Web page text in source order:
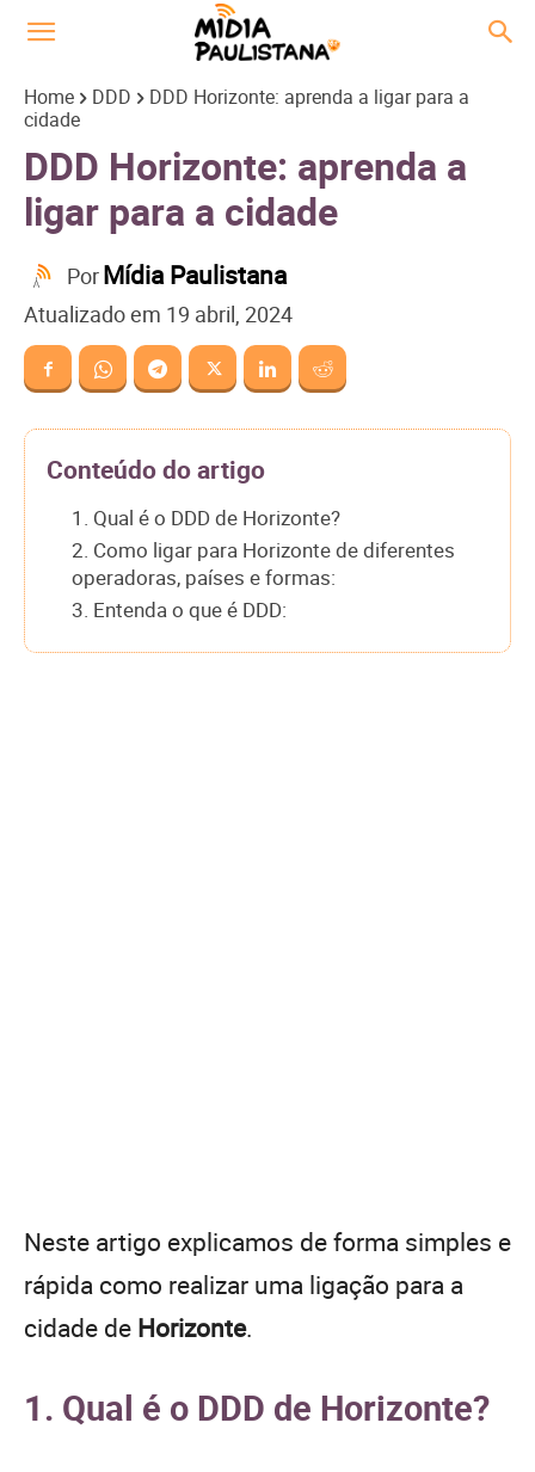
Home DDD
DDD Horizonte: aprenda a ligar para a
cidade
DDD Horizonte: aprenda a
ligar para a cidade
PorMídia Paulistana
Atualizado em 19 abril, 2024
Conteúdo do artigo
1. Qual é o DDD de Horizonte?
2. Como ligar para Horizonte de diferentes
operadoras, países e formas:
3. Entenda o que é DDD:
Neste artigo explicamos de forma simples e
rápida como realizar uma ligação para a
cidade de Horizonte.
1. Qual é o DDD de Horizonte?